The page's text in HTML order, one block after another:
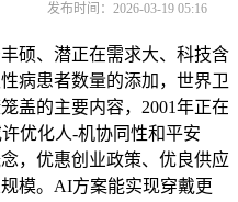
发布时间：2026-03-19 05:16
、潜正在需求大、科技含
病患者数量的添加，世界卫
盖的主要内容，2001年正在
优化人-机协同性和平安
，优惠创业政策、优良供应
模。AI方案能实现穿戴更